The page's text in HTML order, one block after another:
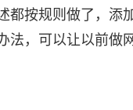
按规则做了，添
法，可以让以前